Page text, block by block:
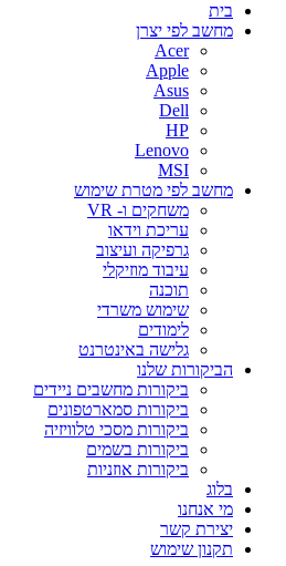
בית
מחשב לפי יצרן
Acer
Apple
Asus
Dell
HP
Lenovo
MSI
מחשב לפי מטרת שימוש
משחקים ו- VR
עריכת וידאו
גרפיקה ועיצוב
עיבוד מוזיקלי
תוכנה
שימוש משרדי
לימודים
גלישה באינטרנט
הביקורות שלנו
ביקורות מחשבים ניידים
ביקורות סמארטפונים
ביקורות מסכי טלוויזיה
ביקורות בשמים
ביקורות אוזניות
בלוג
מי אנחנו
יצירת קשר
תקנון שימוש